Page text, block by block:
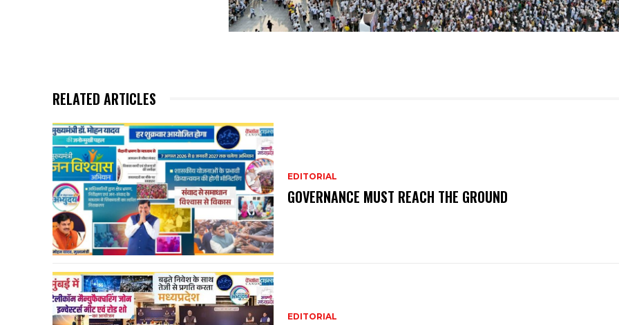
RELATED ARTICLES
EDITORIAL
GOVERNANCE MUST REACH THE GROUND
EDITORIAL